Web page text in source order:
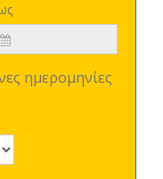
ημερομηνίες